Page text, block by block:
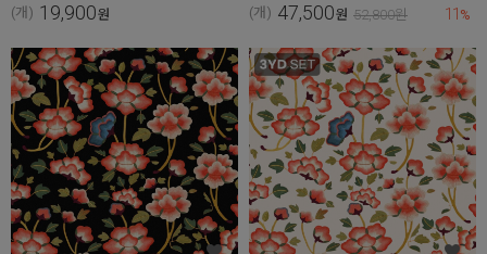
(개) 19,900원 (개) 47,500원 52,800원 11 %